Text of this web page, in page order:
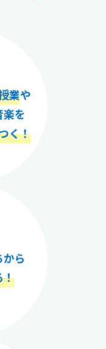
業や
楽を
く！
ら
！